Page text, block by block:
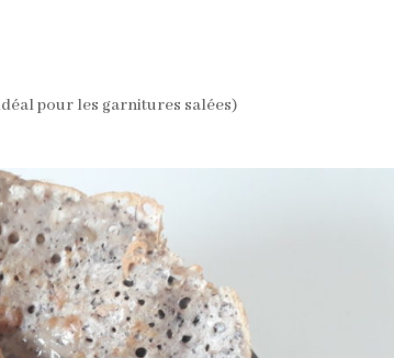
pour les garnitures salées)